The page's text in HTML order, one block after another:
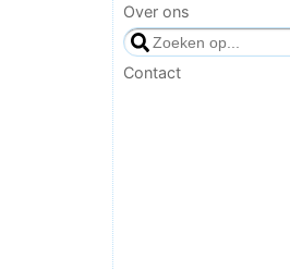
Over ons
Contact